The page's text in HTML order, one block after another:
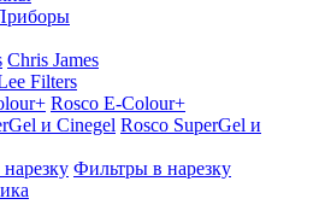
Chris James
Filters
Rosco E-Colour+
Rosco SuperGel и
Фильтры в нарезку